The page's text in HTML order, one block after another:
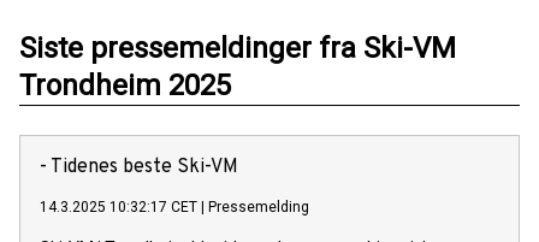
Siste pressemeldinger fra Ski-VM
Trondheim 2025
- Tidenes beste Ski-VM
14.3.2025 10:32:17 CET | Pressemelding